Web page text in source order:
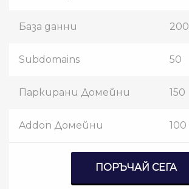
База данни 200
Subdomains 50
Паркирани Домейни 150
Addon Домейни 100
ПОРЪЧАЙ СЕГА